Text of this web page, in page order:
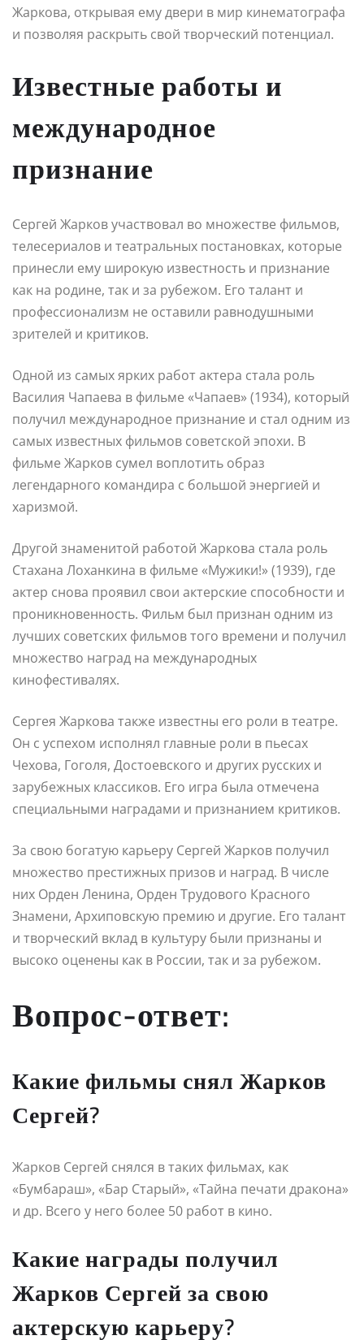
Жаркова, открывая ему двери в мир кинематографа
и позволяя раскрыть свой творческий потенциал.
Известные работы и
международное
признание
Сергей Жарков участвовал во множестве фильмов,
телесериалов и театральных постановках, которые
принесли ему широкую известность и признание
как на родине, так и за рубежом. Его талант и
профессионализм не оставили равнодушными
зрителей и критиков.
Одной из самых ярких работ актера стала роль
Василия Чапаева в фильме «Чапаев» (1934), который
получил международное признание и стал одним из
самых известных фильмов советской эпохи. В
фильме Жарков сумел воплотить образ
легендарного командира с большой энергией и
харизмой.
Другой знаменитой работой Жаркова стала роль
Стахана Лоханкина в фильме «Мужики!» (1939), где
актер снова проявил свои актерские способности и
проникновенность. Фильм был признан одним из
лучших советских фильмов того времени и получил
множество наград на международных
кинофестивалях.
Сергея Жаркова также известны его роли в театре.
Он с успехом исполнял главные роли в пьесах
Чехова, Гоголя, Достоевского и других русских и
зарубежных классиков. Его игра была отмечена
специальными наградами и признанием критиков.
За свою богатую карьеру Сергей Жарков получил
множество престижных призов и наград. В числе
них Орден Ленина, Орден Трудового Красного
Знамени, Архиповскую премию и другие. Его талант
и творческий вклад в культуру были признаны и
высоко оценены как в России, так и за рубежом.
Вопрос-ответ:
Какие фильмы снял Жарков
Сергей?
Жарков Сергей снялся в таких фильмах, как
«Бумбараш», «Бар Старый», «Тайна печати дракона»
и др. Всего у него более 50 работ в кино.
Какие награды получил
Жарков Сергей за свою
актерскую карьеру?